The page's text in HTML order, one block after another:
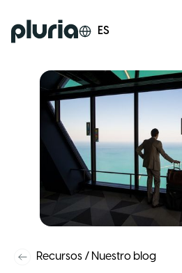
Logo Pluria ES
Recursos / Nuestro blog